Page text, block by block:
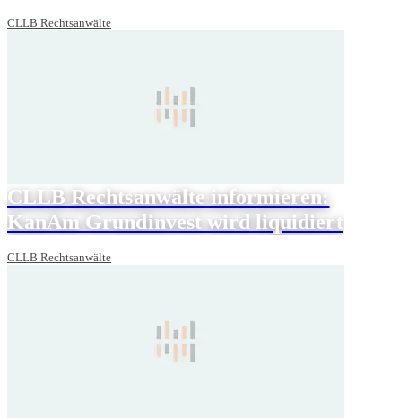
CLLB Rechtsanwälte
CLLB Rechtsanwälte informieren:
KanAm Grundinvest wird liquidiert
CLLB Rechtsanwälte